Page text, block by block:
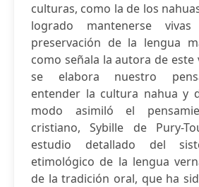
culturas, como la de los
logrado mantenerse
preservación de la lengua
como señala la autora de este
se elabora nuestro
entender la cultura nahua y
modo asimiló el
cristiano, Sybille de Pury-
estudio detallado del
etimológico de la lengua
de la tradición oral, que ha